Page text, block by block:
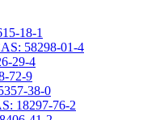
18-1
58298-01-4
29-4
72-9
38-0
18297-76-2